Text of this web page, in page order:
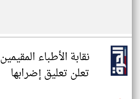
نقابة الأطباء
تعلن تعليق إضرابها